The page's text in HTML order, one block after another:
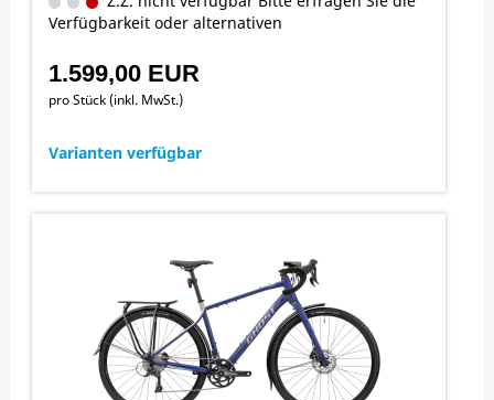
Verfügbarkeit oder alternativen
1.599,00 EUR
pro Stück (inkl. MwSt.)
Varianten verfügbar